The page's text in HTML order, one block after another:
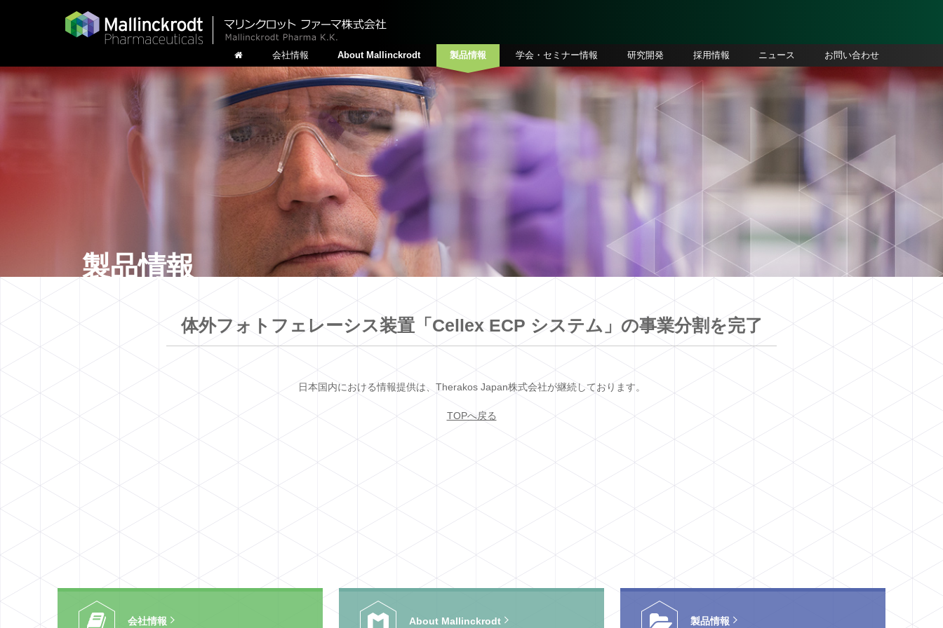
会社情報 About Mallinckrodt 製品情報 学会・セミナー情報 研究開発 採用情報 ニュース お問い合わせ
製品情報
体外フォトフェレーシス装置「Cellex ECP システム」の事業分割を完了
日本国内における情報提供は、Therakos Japan株式会社が継続しております。
TOPへ戻る
会社情報 About Mallinckrodt 製品情報